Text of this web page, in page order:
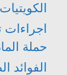
الكويتيات
اجراءات
حملة
الفوائد